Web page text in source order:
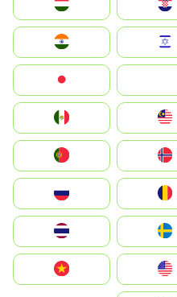
Hrvatska
Magyarország
Indonesia
South Korea
Nederland
Portugal
România
Slovensko
United States
Vietnam